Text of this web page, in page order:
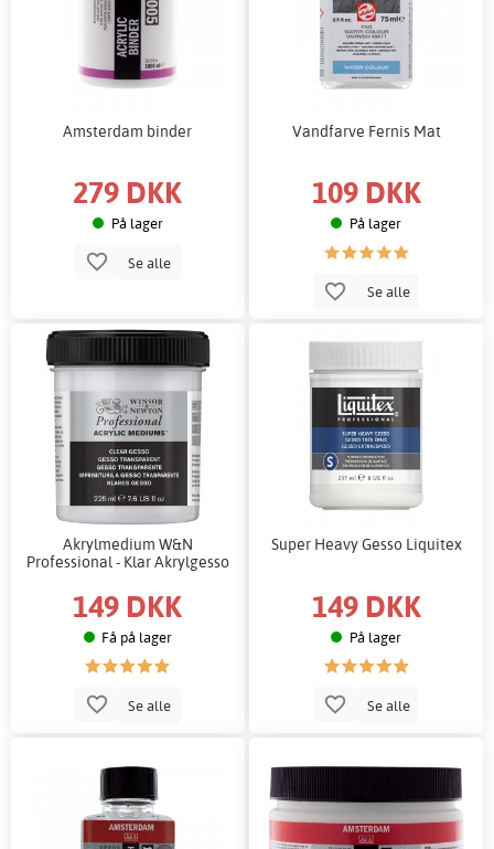
Amsterdam binder
279 DKK
På lager
Se alle
Vandfarve Fernis Mat
109 DKK
På lager
Se alle
Akrylmedium W&N
Professional - Klar Akrylgesso
149 DKK
Få på lager
Se alle
Super Heavy Gesso Liquitex
149 DKK
På lager
Se alle